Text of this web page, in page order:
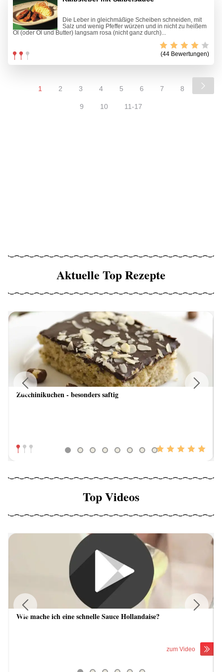
Die Leber in gleichmäßige Scheiben schneiden, mit
Salz und wenig Pfeffer würzen und in nicht zu heißem
Öl (oder Öl und Butter) langsam rosa (nicht ganz durch)...
(44 Bewertungen)
1 2 3 4 5 6 7 8
9 10 11-17
Aktuelle Top Rezepte
Zucchinikuchen - besonders saftig
Previous
Top Videos
Wie mache ich eine schnelle Sauce Hollandaise?
zum Video
Previous